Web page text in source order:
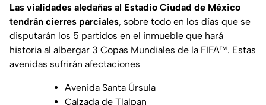
Las vialidades aledañas al Estadio Ciudad de México
tendrán cierres parciales, sobre todo en los días que se
disputarán los 5 partidos en el inmueble que hará
historia al albergar 3 Copas Mundiales de la FIFA™. Estas
avenidas sufrirán afectaciones
Avenida Santa Úrsula
Calzada de Tlalpan